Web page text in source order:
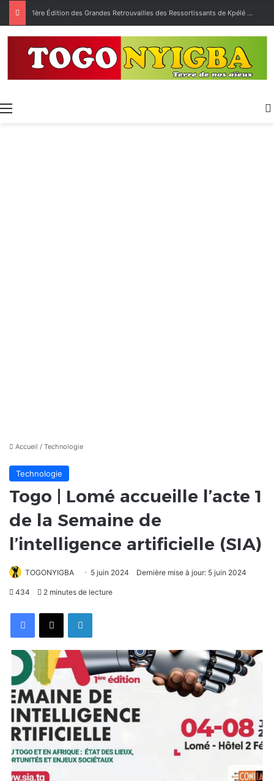
1ère Édition des Grandes Retrouvailles des Ressortissants de Kpélé Govié Apégamé / Sokpé
Menu
Accueil / Technologie
Technologie
Togo | Lomé accueille l’acte 1
de la Semaine de
l’intelligence artificielle (SIA)
TOGONYIGBA 5 juin 2024 Dernière mise à jour: 5 juin 2024
434 2 minutes de lecture
FacebookX Linkedin